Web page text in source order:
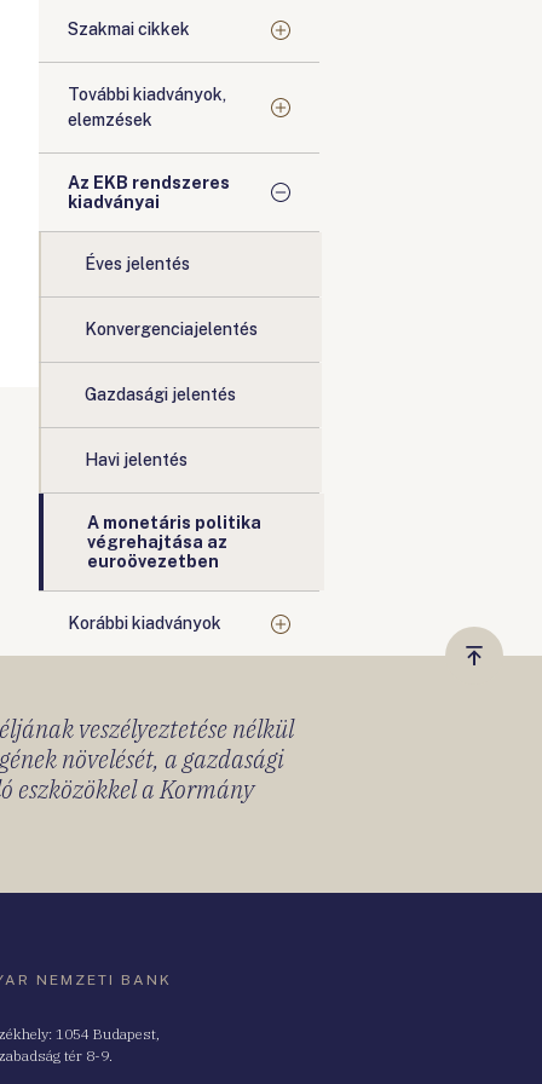
Szakmai cikkek
További kiadványok,
elemzések
Az EKB rendszeres
kiadványai
Éves jelentés
Konvergenciajelentés
Gazdasági jelentés
Havi jelentés
A monetáris politika
végrehajtása az
euroövezetben
Korábbi kiadványok
Vissza
veszélyeztetése nélkül
növelését, a gazdasági
eszközökkel a Kormány
NEMZETI BANK
1054 Budapest,
tér 8-9.